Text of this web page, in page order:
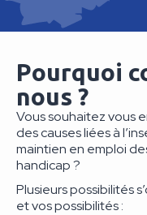
Pourquoi
nous ?
Vous souhaitez vous
des causes liées à
maintien en emploi
handicap ?
Plusieurs possibilités
et vos possibilités :